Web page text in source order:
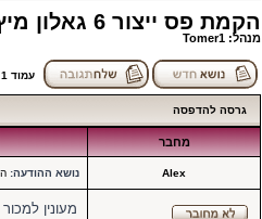
הקמת פס ייצור 6 גאלון מיץ קברנה בוואקום להכנת יין ביתי
מנהל: Tomer1
עמוד 1
גרסה להדפסה
מחבר
Alex נושא ההודעה:
מעונין למכור מיץ